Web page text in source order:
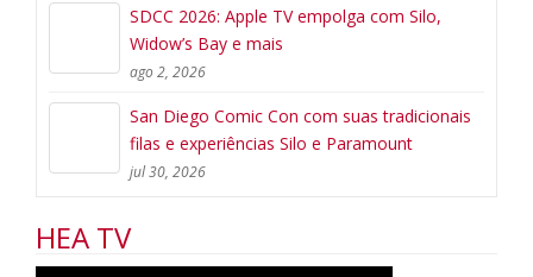
SDCC 2026: Apple TV empolga com Silo,
Widow’s Bay e mais
ago 2, 2026
San Diego Comic Con com suas tradicionais
filas e experiências Silo e Paramount
jul 30, 2026
HEA TV